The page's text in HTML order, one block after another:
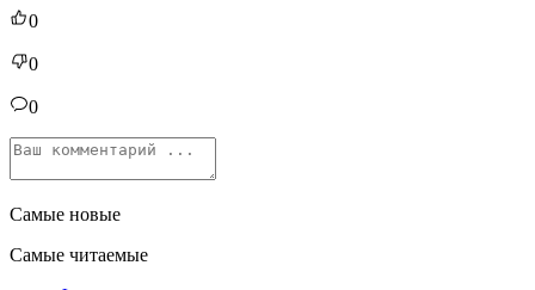
0
0
0
Самые новые
Самые читаемые